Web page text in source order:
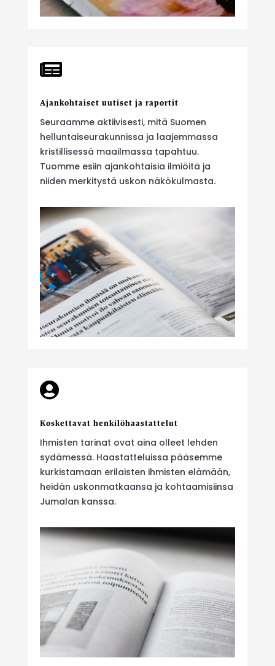

Ajankohtaiset uutiset ja raportit
Seuraamme aktiivisesti, mitä Suomen
helluntaiseurakunnissa ja laajemmassa
kristillisessä maailmassa tapahtuu.
Tuomme esiin ajankohtaisia ilmiöitä ja
niiden merkitystä uskon näkökulmasta.

Koskettavat henkilöhaastattelut
Ihmisten tarinat ovat aina olleet lehden
sydämessä. Haastatteluissa pääsemme
kurkistamaan erilaisten ihmisten elämään,
heidän uskonmatkaansa ja kohtaamisiinsa
Jumalan kanssa.